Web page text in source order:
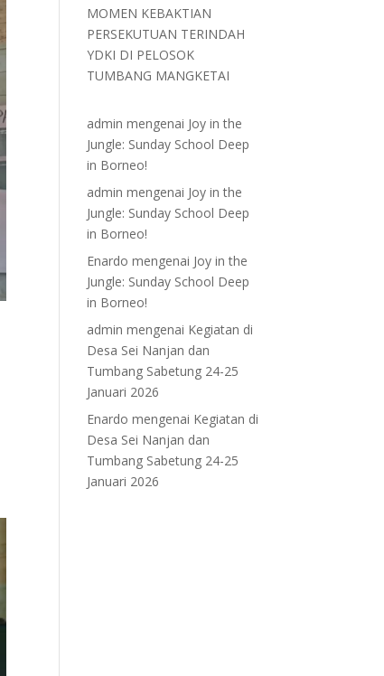
MOMEN KEBAKTIAN
PERSEKUTUAN TERINDAH
YDKI DI PELOSOK
TUMBANG MANGKETAI
admin mengenai Joy in the
Jungle: Sunday School Deep
in Borneo!
admin mengenai Joy in the
Jungle: Sunday School Deep
in Borneo!
Enardo mengenai Joy in the
Jungle: Sunday School Deep
in Borneo!
admin mengenai Kegiatan di
Desa Sei Nanjan dan
Tumbang Sabetung 24-25
Januari 2026
Enardo mengenai Kegiatan di
Desa Sei Nanjan dan
Tumbang Sabetung 24-25
Januari 2026